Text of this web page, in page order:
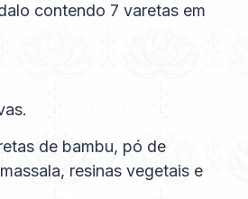
contendo 7 varetas em
de bambu, pó de
resinas vegetais e